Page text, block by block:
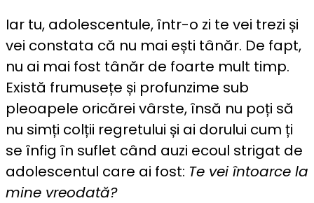
Iar tu, adolescentule, într-o zi te vei trezi și
vei constata că nu mai ești tânăr. De fapt,
nu ai mai fost tânăr de foarte mult timp.
Există frumusețe și profunzime sub
pleoapele oricărei vârste, însă nu poți să
nu simți colții regretului și ai dorului cum ți
se înfig în suflet când auzi ecoul strigat de
adolescentul care ai fost: Te vei întoarce la
mine vreodată?